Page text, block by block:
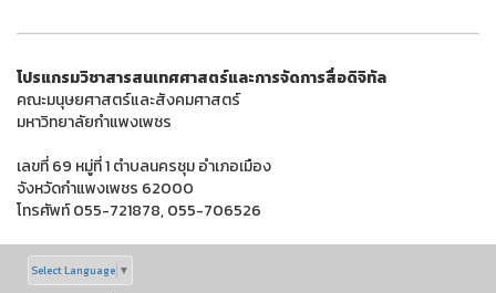
โปรแกรมวิชาสารสนเทศศาสตร์และการจัดการสื่อดิจิทัล
คณะมนุษยศาสตร์และสังคมศาสตร์
มหาวิทยาลัยกำแพงเพชร
เลขที่ 69 หมู่ที่ 1 ตำบลนครชุม อำเภอเมือง
จังหวัดกำแพงเพชร 62000
โทรศัพท์ 055-721878, 055-706526
Select Language ▼